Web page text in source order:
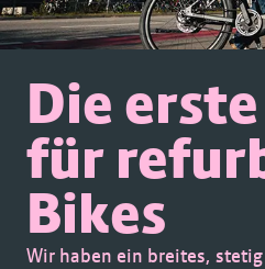
Die
für
Bikes
Wir haben ein breites,